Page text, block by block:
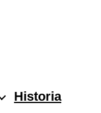
Historia